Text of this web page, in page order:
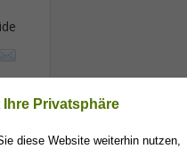
Privatsphäre
diese Website weiterhin nutzen,